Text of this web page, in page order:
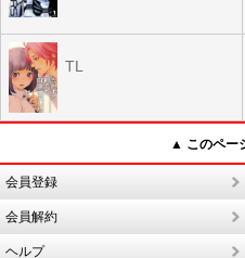
TL
▲ このペー
会員登録
会員解約
ヘルプ